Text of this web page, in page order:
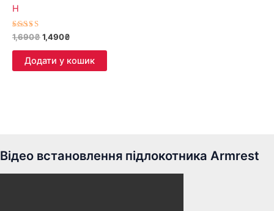
H
Оцінено в
4.83
з 5
1,690₴1,490₴
Додати у кошик
Відео встановлення підлокотника Armrest